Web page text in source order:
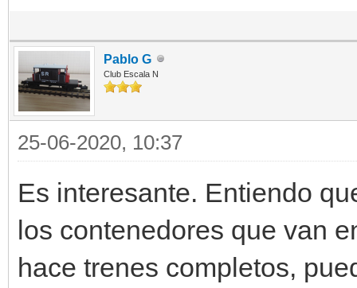
Pablo G
Club Escala N
25-06-2020, 10:37
Es interesante. Entiendo
los contenedores que van
hace trenes completos,